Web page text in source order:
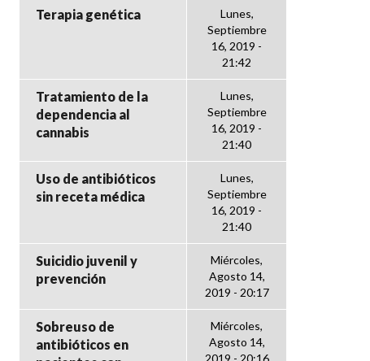
Terapia genética
Lunes,
Septiembre
16, 2019 -
21:42
Tratamiento de la
dependencia al
cannabis
Lunes,
Septiembre
16, 2019 -
21:40
Uso de antibióticos
sin receta médica
Lunes,
Septiembre
16, 2019 -
21:40
Suicidio juvenil y
prevención
Miércoles,
Agosto 14,
2019 - 20:17
Sobreuso de
antibióticos en
Miércoles,
Agosto 14,
2019 - 20:16